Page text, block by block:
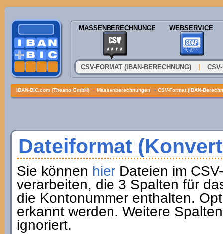
MASSENBERECHNUNGEN WEBSERVICE
CSV-FORMAT (IBAN-BERECHNUNG)
IBAN-BIC.com (Theano GmbH) » Massenberechnungen » CSV-Format (IBAN-
Dateiformat
Sie können hierDateien im
verarbeiten, die 3 Spalten für
die Kontonummer enthalten.
erkannt werden. Weitere
ignoriert.